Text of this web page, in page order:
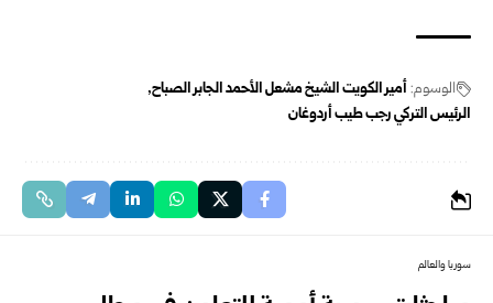
الوسوم: أمير الكويت الشيخ مشعل الأحمد الجابر الصباح
الرئيس التركي رجب طيب أردوغان
سوريا والعالم